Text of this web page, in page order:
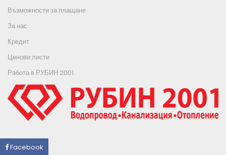
Възможности за плащане
За нас
Кредит
Ценови листи
Работа в РУБИН 2001
Facebook